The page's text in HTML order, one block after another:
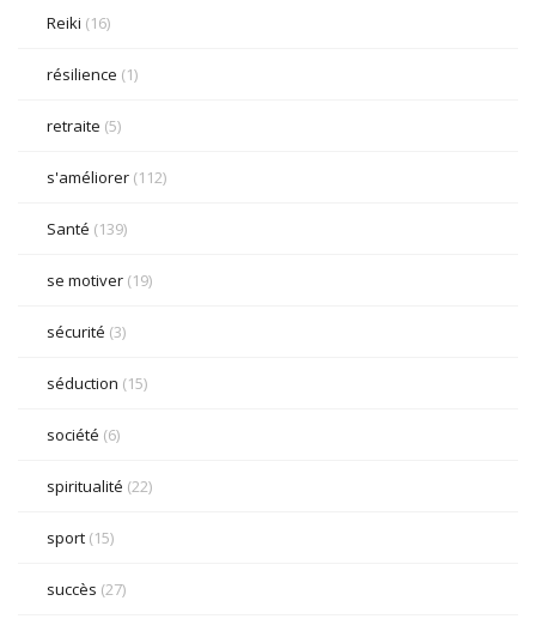
Reiki (16)
résilience (1)
retraite (5)
s'améliorer (112)
Santé (139)
se motiver (19)
sécurité (3)
séduction (15)
société (6)
spiritualité (22)
sport (15)
succès (27)